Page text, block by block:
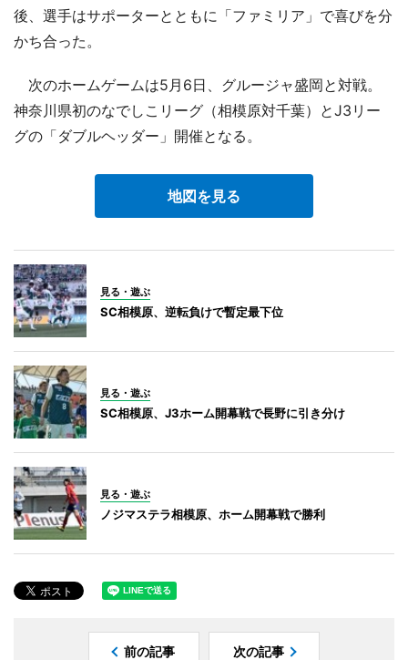
後、選手はサポーターとともに「ファミリア」で喜びを分
かち合った。
次のホームゲームは5月6日、グルージャ盛岡と対戦。
神奈川県初のなでしこリーグ（相模原対千葉）とJ3リー
グの「ダブルヘッダー」開催となる。
地図を見る
見る・遊ぶ
SC相模原、逆転負けで暫定最下位
見る・遊ぶ
SC相模原、J3ホーム開幕戦で長野に引き分け
見る・遊ぶ
ノジマステラ相模原、ホーム開幕戦で勝利
前の記事 次の記事